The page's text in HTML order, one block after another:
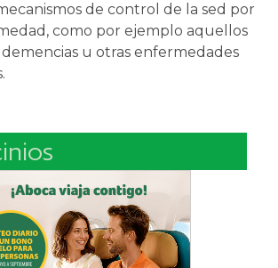
de control de la sed por
como por ejemplo aquellos
u otras enfermedades